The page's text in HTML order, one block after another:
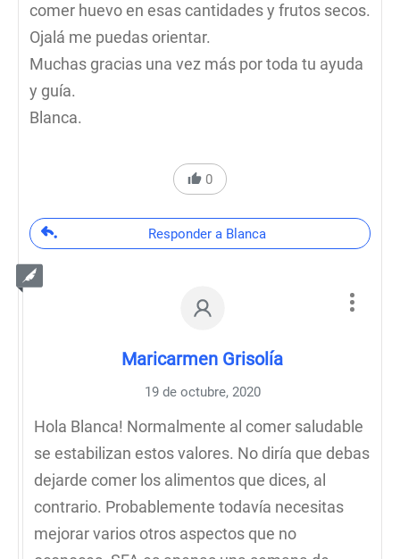
comer huevo en esas cantidades y frutos secos.
Ojalá me puedas orientar.
Muchas gracias una vez más por toda tu ayuda
y guía.
Blanca.
0
Responder a Blanca
Maricarmen Grisolía
19 de octubre, 2020
Hola Blanca! Normalmente al comer saludable
se estabilizan estos valores. No diría que debas
dejarde comer los alimentos que dices, al
contrario. Probablemente todavía necesitas
mejorar varios otros aspectos que no